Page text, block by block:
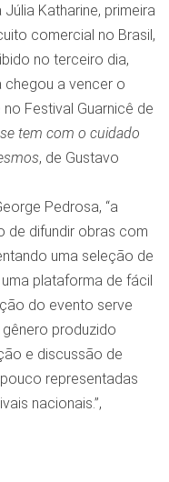
Katharine, primeira
comercial no Brasil,
no terceiro dia,
chegou a vencer o
Festival Guarnicê de
tem com o cuidado
, de Gustavo
Pedrosa, “a
de difundir obras com
uma seleção de
plataforma de fácil
do evento serve
produzido
e discussão de
representadas
nacionais.”,